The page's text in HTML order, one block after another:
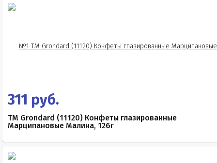
311 руб.
TM Grondard (11120) Конфеты глазированные
Марципановые Малина, 126г